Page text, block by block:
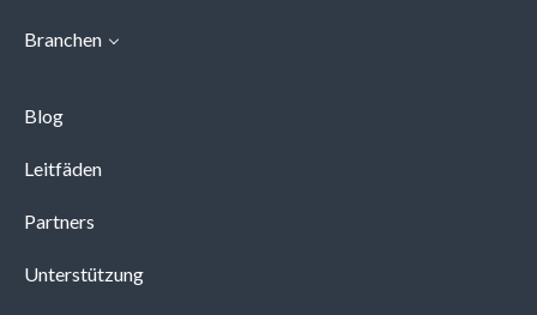
Branchen
Blog
Leitfäden
Partners
Unterstützung